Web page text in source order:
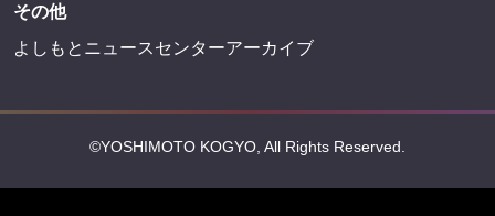
その他
よしもとニュースセンターアーカイブ
©YOSHIMOTO KOGYO, All Rights Reserved.